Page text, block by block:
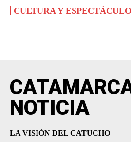
CULTURA Y
NOTICIA
LA VISIÓN DEL CATUCHO